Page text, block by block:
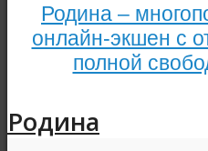
Родина –
онлайн-экшен с
полной
Родина